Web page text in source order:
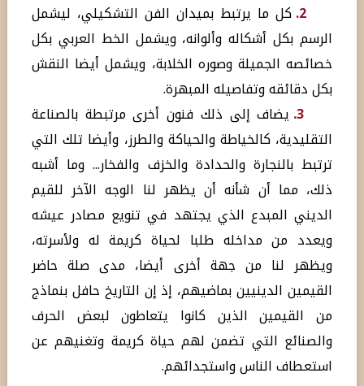
2. كل ما يرتبط بميدان الفن التشكيلي، ليشمل
الرسم بكل أشكاله وألوانه، ويشمل الخط العربي بكل
خصائصه الجميلة وصوره الخلابة، ويشمل أيضا النقش
بكل دقائقه وتفاصيله المبهرة.
3. يضاف إلى ذلك فنون أخرى مرتبطة بالصناعة
التقليدية، كالخياطة والحياكة والطرز، وأيضا تلك التي
ترتبط بالنجارة والحدادة والخزف والفخار... وما أشبه
ذلك، مما أن شأنه أن يظهر لنا الوجه الآخر للقيم
الديني المبدع الذي يجتهد في تنويع مصادر عيشه
ويعدد من مداخله طلبا لحياة كريمة له ولأسرته،
ويظهر لنا من جهة أخرى أيضا، مدى صلة حاضر
القيمين الدينيين بماضيهم، إذ إن التاريخ حافل بنماذج
من القيمين الذين كانوا يتعاطون لبعض الحرف
والصنائع التي تضمن لهم حياة كريمة وتغنيهم عن
استعطاف الناس واستجدائهم.